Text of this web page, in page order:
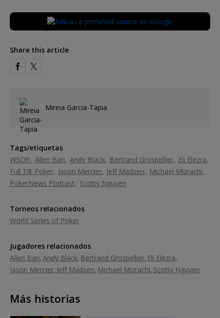
Share this article
Mireia Garcia-Tapia
Tags/etiquetas
WSOP Allen Bari Andy Black Bertrand Grospellier
Eli Elezra
Full Tilt Poker
Jason Mercier Jeff Madsen
Michael Mizrachi
PokerNews Podcast
Scotty Nguyen
Torneos relacionados
World Series of Poker
Jugadores relacionados
Allen Bari Andy Black Bertrand Grospellier Eli Elezra
Jason Mercier Jeff Madsen Michael Mizrachi Scotty Nguyen
Más historias